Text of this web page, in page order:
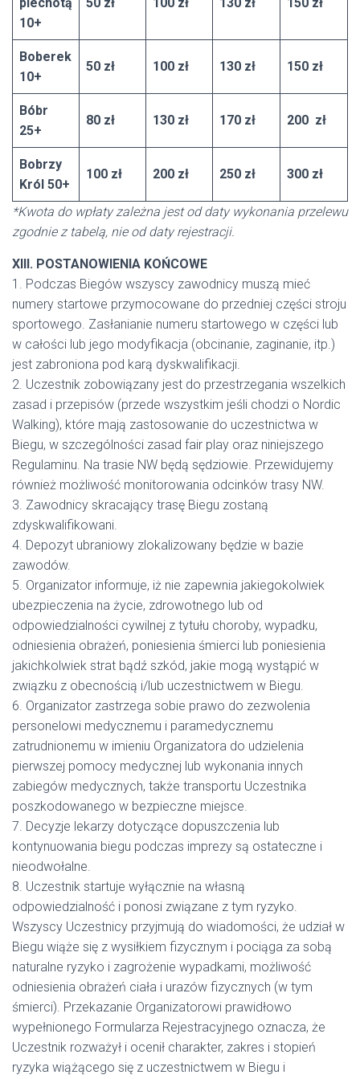
10+
Boberek
10+
50 zł 100 zł 130 zł 150 zł
Bóbr
25+
80 zł 130 zł 170 zł 200 zł
Bobrzy
Król 50+
100 zł 200 zł 250 zł 300 zł
*Kwota do wpłaty zależna jest od daty wykonania przelewu
zgodnie z tabelą, nie od daty rejestracji.
XIII. POSTANOWIENIA KOŃCOWE
1. Podczas Biegów wszyscy zawodnicy muszą mieć
numery startowe przymocowane do przedniej części stroju
sportowego. Zasłanianie numeru startowego w części lub
w całości lub jego modyfikacja (obcinanie, zaginanie, itp.)
jest zabroniona pod karą dyskwalifikacji.
2. Uczestnik zobowiązany jest do przestrzegania wszelkich
zasad i przepisów (przede wszystkim jeśli chodzi o Nordic
Walking), które mają zastosowanie do uczestnictwa w
Biegu, w szczególności zasad fair play oraz niniejszego
Regulaminu. Na trasie NW będą sędziowie. Przewidujemy
również możliwość monitorowania odcinków trasy NW.
3. Zawodnicy skracający trasę Biegu zostaną
zdyskwalifikowani.
4. Depozyt ubraniowy zlokalizowany będzie w bazie
zawodów.
5. Organizator informuje, iż nie zapewnia jakiegokolwiek
ubezpieczenia na życie, zdrowotnego lub od
odpowiedzialności cywilnej z tytułu choroby, wypadku,
odniesienia obrażeń, poniesienia śmierci lub poniesienia
jakichkolwiek strat bądź szkód, jakie mogą wystąpić w
związku z obecnością i/lub uczestnictwem w Biegu.
6. Organizator zastrzega sobie prawo do zezwolenia
personelowi medycznemu i paramedycznemu
zatrudnionemu w imieniu Organizatora do udzielenia
pierwszej pomocy medycznej lub wykonania innych
zabiegów medycznych, także transportu Uczestnika
poszkodowanego w bezpieczne miejsce.
7. Decyzje lekarzy dotyczące dopuszczenia lub
kontynuowania biegu podczas imprezy są ostateczne i
nieodwołalne.
8. Uczestnik startuje wyłącznie na własną
odpowiedzialność i ponosi związane z tym ryzyko.
Wszyscy Uczestnicy przyjmują do wiadomości, że udział w
Biegu wiąże się z wysiłkiem fizycznym i pociąga za sobą
naturalne ryzyko i zagrożenie wypadkami, możliwość
odniesienia obrażeń ciała i urazów fizycznych (w tym
śmierci). Przekazanie Organizatorowi prawidłowo
wypełnionego Formularza Rejestracyjnego oznacza, że
Uczestnik rozważył i ocenił charakter, zakres i stopień
ryzyka wiążącego się z uczestnictwem w Biegu i